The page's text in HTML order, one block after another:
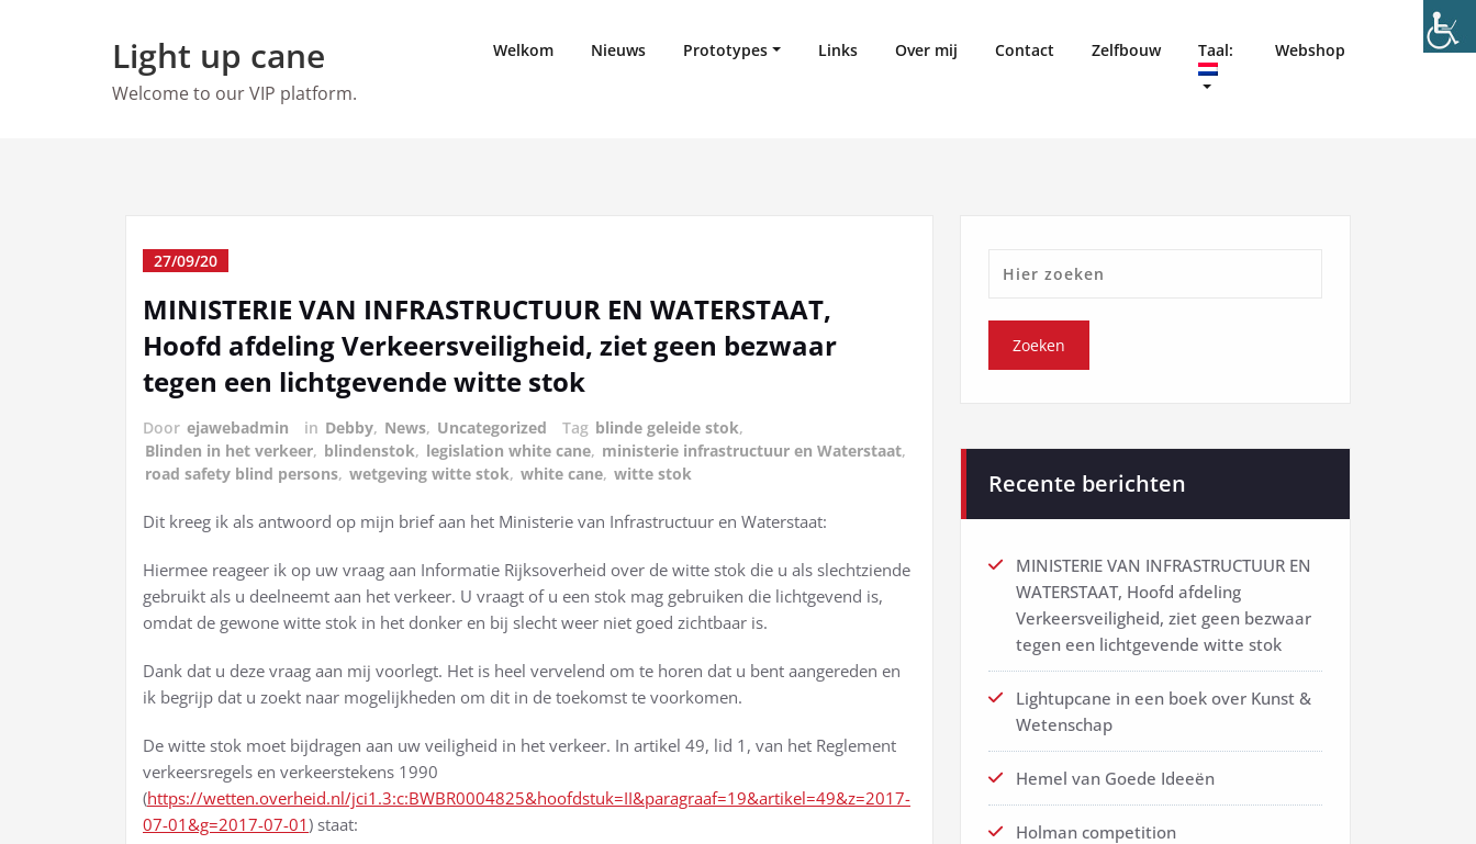
Light up cane
Welcome to our VIP platform.
Welkom Nieuws Prototypes Links Over mij Contact Zelfbouw Taal: Webshop
27/09/20
MINISTERIE VAN INFRASTRUCTUUR EN WATERSTAAT,
Hoofd afdeling Verkeersveiligheid, ziet geen bezwaar
tegen een lichtgevende witte stok
Door ejawebadmin in Debby, News, Uncategorized Tag blinde geleide stok,
Blinden in het verkeer, blindenstok, legislation white cane, ministerie infrastructuur en Waterstaat,
road safety blind persons, wetgeving witte stok, white cane, witte stok
Dit kreeg ik als antwoord op mijn brief aan het Ministerie van Infrastructuur en Waterstaat:
Hiermee reageer ik op uw vraag aan Informatie Rijksoverheid over de witte stok die u als slechtziende
gebruikt als u deelneemt aan het verkeer. U vraagt of u een stok mag gebruiken die lichtgevend is,
omdat de gewone witte stok in het donker en bij slecht weer niet goed zichtbaar is.
Dank dat u deze vraag aan mij voorlegt. Het is heel vervelend om te horen dat u bent aangereden en
ik begrijp dat u zoekt naar mogelijkheden om dit in de toekomst te voorkomen.
De witte stok moet bijdragen aan uw veiligheid in het verkeer. In artikel 49, lid 1, van het Reglement
verkeersregels en verkeerstekens 1990
(https://wetten.overheid.nl/jci1.3:c:BWBR0004825&hoofdstuk=II&paragraaf=19&artikel=49&z=2017-
07-01&g=2017-07-01) staat:
Recente berichten
MINISTERIE VAN INFRASTRUCTUUR EN
WATERSTAAT, Hoofd afdeling
Verkeersveiligheid, ziet geen bezwaar
tegen een lichtgevende witte stok
Lightupcane in een boek over Kunst &
Wetenschap
Hemel van Goede Ideeën
Holman competition